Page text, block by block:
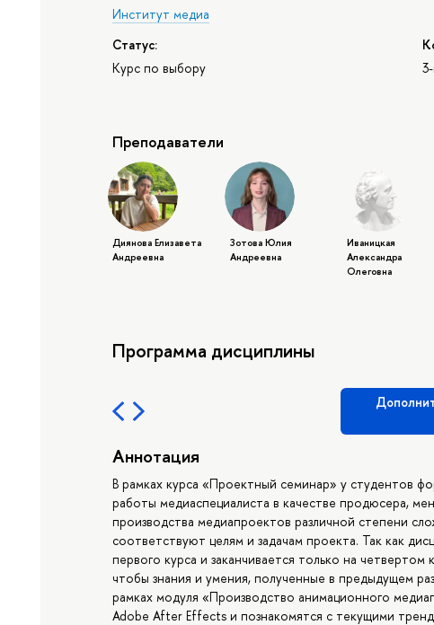
Институт медиа
Статус:
Курс по выбору
Преподаватели
Диянова Елизавета
Андреевна
Зотова Юлия
Андреевна
Иваницкая
Александра
Олеговна
Программа дисциплины
Аннотация
В рамках курса «Проектный семинар» у студентов
работы медиаспециалиста в качестве продюсера,
производства медиапроектов различной степени
соответствуют целям и задачам проекта. Так как
первого курса и заканчивается только на
чтобы знания и умения, полученные в предыдущем
рамках модуля «Производство анимационного
Adobe After Effects и познакомятся с текущими